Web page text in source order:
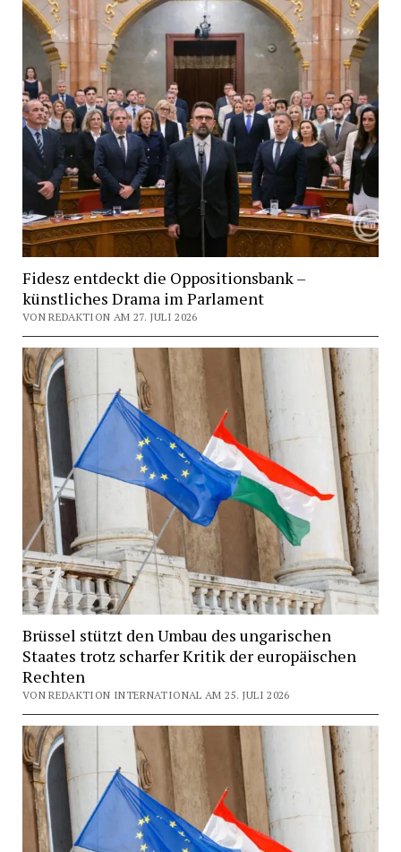
Fidesz entdeckt die Oppositionsbank –
künstliches Drama im Parlament
VON REDAKTION AM 27. JULI 2026
Brüssel stützt den Umbau des ungarischen
Staates trotz scharfer Kritik der europäischen
Rechten
VON REDAKTION INTERNATIONAL AM 25. JULI 2026